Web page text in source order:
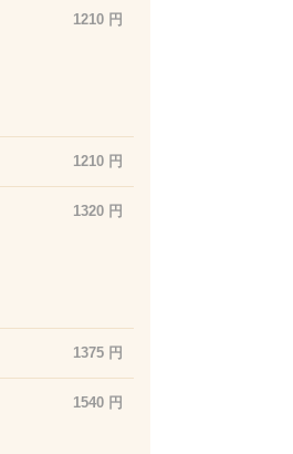
1210 円
1210 円
1320 円
1375 円
1540 円